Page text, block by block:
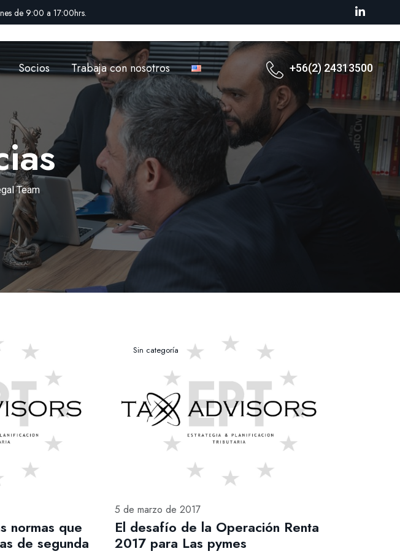
de 9:00 a 17:00hrs.
Socios Trabaja con nosotros +56(2) 24313500
Team
normas que
de segunda
Sin categoría
5 de marzo de 2017
El desafío de la Operación Renta
2017 para Las pymes